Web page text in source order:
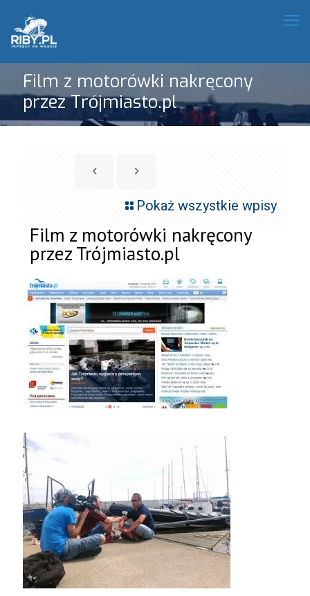
Film z motorówki nakręcony
przez Trójmiasto.pl
Pokaż wszystkie wpisy
Film z motorówki nakręcony
przez Trójmiasto.pl